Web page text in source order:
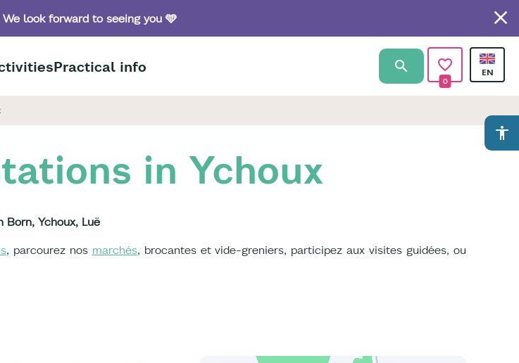
look forward to seeing you 🩵
Practical info
0
accessibility
in Ychoux
Ychoux, Luë
, parcourez nos marchés, brocantes et vide-greniers, participez aux visites guidées, ou